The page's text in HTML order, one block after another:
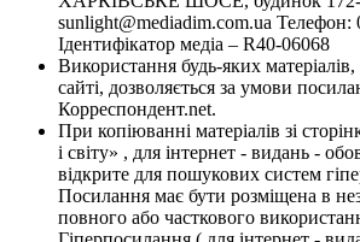
sunlight@mediadim.com.ua Телефон:
Ідентифікатор медіа – R40-06068
Використання будь-яких
сайті, дозволяється за умови
Корреспондент.net.
При копіюванні матеріалів зі
і світу» , для інтернет - видань -
відкрите для пошукових систем
Посилання має бути розміщена в
повного або часткового